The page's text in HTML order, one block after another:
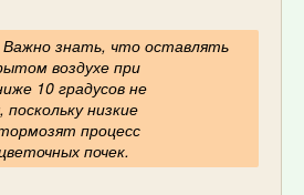
знать, что оставлять
воздухе при
10 градусов не
низкие
процесс
почек.